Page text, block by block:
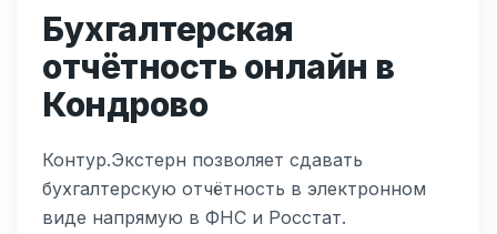
Бухгалтерская
отчётность онлайн в
Кондрово
Контур.Экстерн позволяет сдавать
бухгалтерскую отчётность в электронном
виде напрямую в ФНС и Росстат.